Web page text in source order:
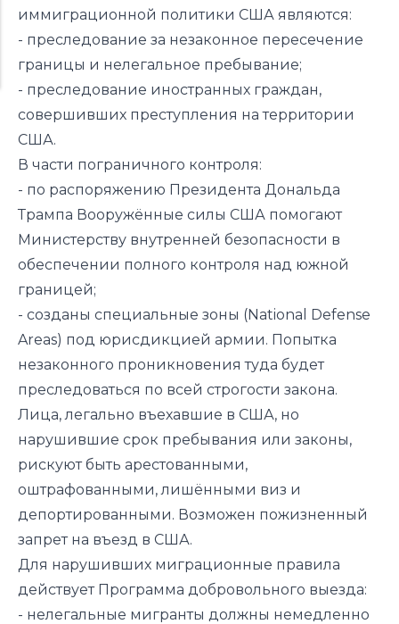
иммиграционной политики США являются:
- преследование за незаконное пересечение
границы и нелегальное пребывание;
- преследование иностранных граждан,
совершивших преступления на территории
США.
В части пограничного контроля:
- по распоряжению Президента Дональда
Трампа Вооружённые силы США помогают
Министерству внутренней безопасности в
обеспечении полного контроля над южной
границей;
- созданы специальные зоны (National Defense
Areas) под юрисдикцией армии. Попытка
незаконного проникновения туда будет
преследоваться по всей строгости закона.
Лица, легально въехавшие в США, но
нарушившие срок пребывания или законы,
рискуют быть арестованными,
оштрафованными, лишёнными виз и
депортированными. Возможен пожизненный
запрет на въезд в США.
Для нарушивших миграционные правила
действует Программа добровольного выезда:
- нелегальные мигранты должны немедленно